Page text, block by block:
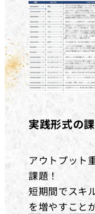
実践形式の
アウトプット
課題！
短期間でスキ
を増やすこと